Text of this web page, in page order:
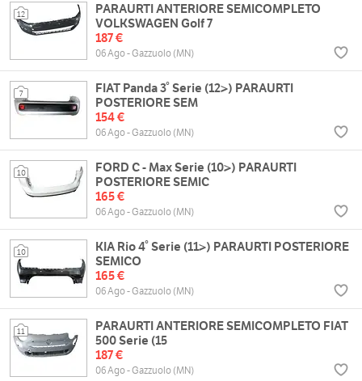
12
PARAURTI ANTERIORE SEMICOMPLETO
VOLKSWAGEN Golf 7
187 €
06 Ago - Gazzuolo (MN)
7
FIAT Panda 3° Serie (12>) PARAURTI
POSTERIORE SEM
154 €
06 Ago - Gazzuolo (MN)
10
FORD C - Max Serie (10>) PARAURTI
POSTERIORE SEMIC
165 €
06 Ago - Gazzuolo (MN)
10
KIA Rio 4° Serie (11>) PARAURTI POSTERIORE
SEMICO
165 €
06 Ago - Gazzuolo (MN)
11
PARAURTI ANTERIORE SEMICOMPLETO FIAT
500 Serie (15
187 €
06 Ago - Gazzuolo (MN)